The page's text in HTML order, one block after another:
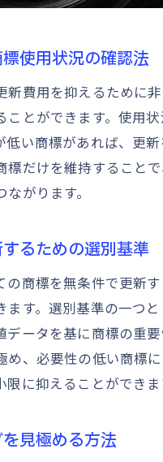
効
商標
使用状況の確認法
費用を抑えるために
ことができます。使用
低い商標があれば、更
標だけを維持すること
がります。
るための選別基準
商標を無条件で更新
ます。選別基準の一つ
データを基に商標の重
め、必要性の低い商標
に抑えることができま
見極める方法